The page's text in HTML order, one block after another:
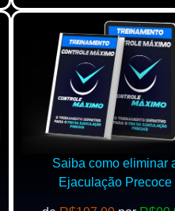
Saiba como eliminar
Ejaculação Precoce